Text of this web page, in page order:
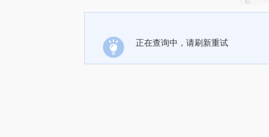
正在查询中，请刷新重试